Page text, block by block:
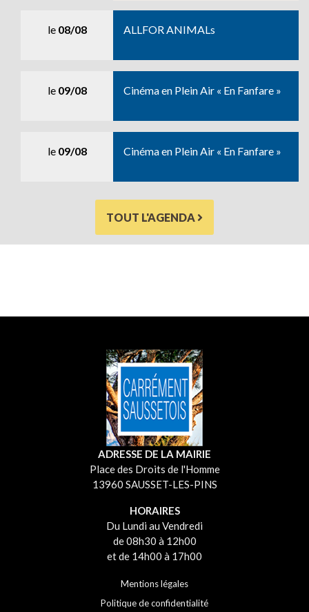
le 08/08 ALLFOR ANIMALs
le 09/08 Cinéma en Plein Air « En Fanfare »
le 09/08 Cinéma en Plein Air « En Fanfare »
TOUT L'AGENDA
ADRESSE DE LA MAIRIE
Place des Droits de l'Homme
13960 SAUSSET-LES-PINS
HORAIRES
Du Lundi au Vendredi
de 08h30 à 12h00
et de 14h00 à 17h00
Mentions légales
Politique de confidentialité